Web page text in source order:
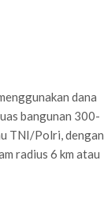
dana
bangunan 300-
TNI/Polri, dengan
radius 6 km atau